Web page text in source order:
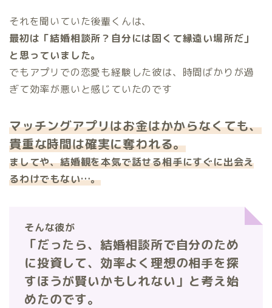
それを聞いていた後輩くんは、
最初は「結婚相談所？自分には固くて縁遠い場所だ」
と思っていました。
でもアプリでの恋愛も経験した彼は、時間ばかりが過
ぎて効率が悪いと感じていたのです
マッチングアプリはお金はかからなくても、
貴重な時間は確実に奪われる。
ましてや、結婚観を本気で話せる相手にすぐに出会え
るわけでもない…。
そんな彼が
「だったら、結婚相談所で自分のため
に投資して、効率よく理想の相手を探
すほうが賢いかもしれない」と考え始
めたのです。